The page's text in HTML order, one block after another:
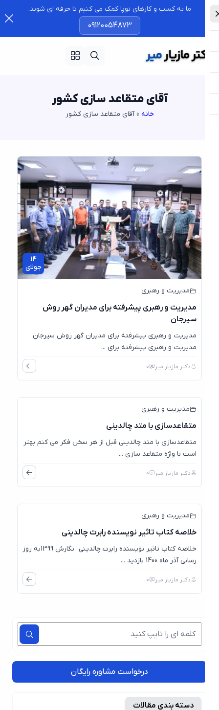
ما به کسب و کارهای نوپا کمک می کنیم تا حرفه ای شوند.
09120054873
آقای متقاعد سازی کشور
»آقای متقاعد سازی کشور
14
جولای
مدیریت و رهبری
مدیریت و رهبری پیشرفته برای مدیران گهر روش
سیرجان
مدیریت و رهبری پیشرفته برای مدیران گهر روش سیرجان
مدیریت و رهبری پیشرفته برای ...
دکتر مازیار میر 0
مدیریت و رهبری
متقاعدسازی با متد چالدینی
متقاعدسازی با متد چالدینی قبل از هر سخن فکر می کنم بهتر
است با واژه متقاعد سازی ...
دکتر مازیار میر 0
مدیریت و رهبری
خلاصه کتاب تاثیر نویسنده رابرت چالدینی
خلاصه کتاب تاثیر نویسنده رابرت چالدینی نگارش 1399به روز
رسانی آذر ماه 1400 بازدید ...
دکتر مازیار میر 0
درخواست مشاوره رایگان
دسته بندی مقالات